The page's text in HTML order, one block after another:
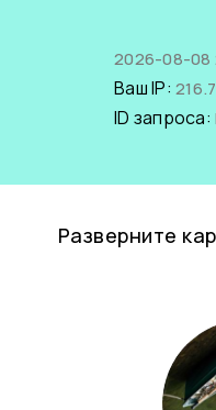
2026-08-08
Ваш IP:
ID запроса:
Разверните